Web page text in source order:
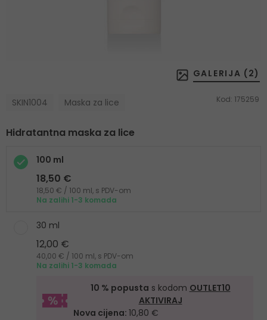
GALERIJA ( 2)
SKIN1004 Maska za lice Kod: 175259
Hidratantna maska za lice
100 ml
18,50 €
18,50 € / 100 ml, s PDV-om
Na zalihi 1-3 komada
30 ml
12,00 €
40,00 € / 100 ml, s PDV-om
Na zalihi 1-3 komada
10 % popusta s kodom OUTLET10
AKTIVIRAJ
Nova cijena: 10,80 €